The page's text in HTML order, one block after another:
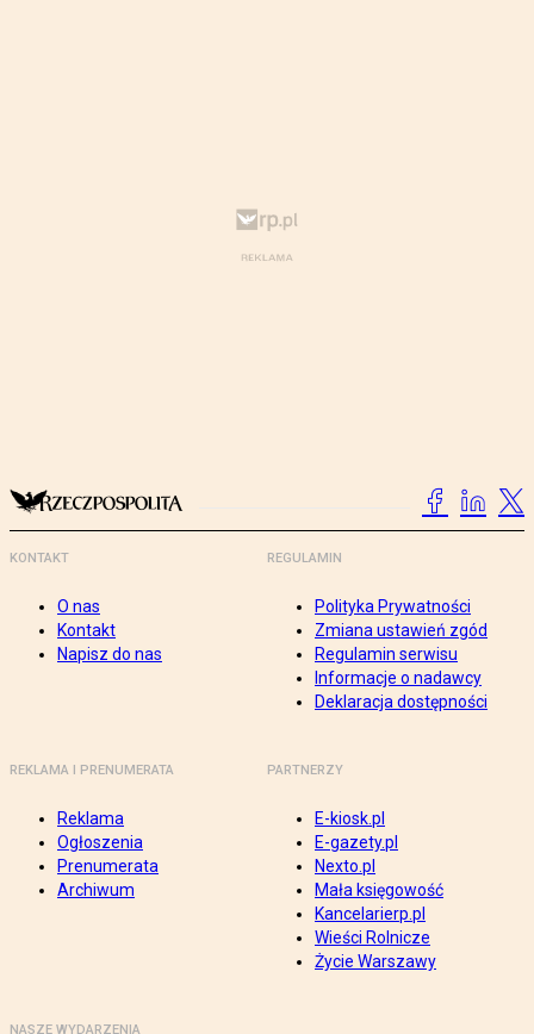
KONTAKT
O nas
Kontakt
Napisz do nas
REGULAMIN
Polityka Prywatności
Zmiana ustawień zgód
Regulamin serwisu
Informacje o nadawcy
Deklaracja dostępności
REKLAMA I PRENUMERATA
Reklama
Ogłoszenia
Prenumerata
Archiwum
PARTNERZY
E-kiosk.pl
E-gazety.pl
Nexto.pl
Mała księgowość
Kancelarierp.pl
Wieści Rolnicze
Życie Warszawy
NASZE WYDARZENIA